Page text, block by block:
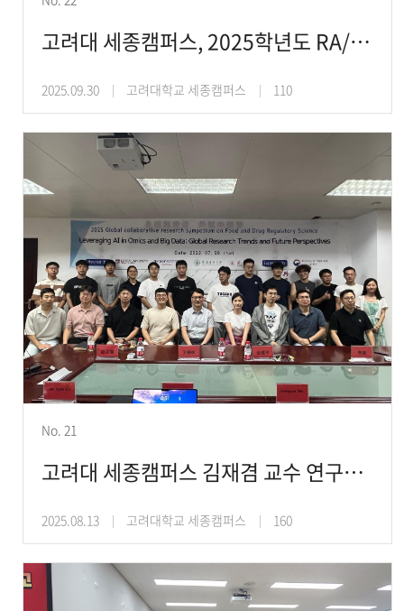
고려대 세종캠퍼스, 2025학년도 RA/TA 오리엔테이션 개최
2025.09.30 고려대학교 세종캠퍼스 110
No. 21
고려대 세종캠퍼스 김재겸 교수 연구팀, ‘마이크로바이옴 기반 AI 분석 기술’ 국제세미나
2025.08.13 고려대학교 세종캠퍼스 160